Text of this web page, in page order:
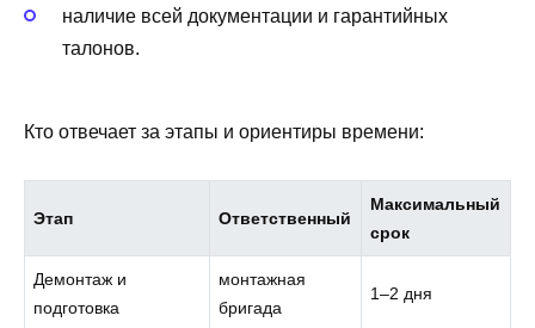
наличие всей документации и гарантийных
талонов.
Кто отвечает за этапы и ориентиры времени:
Этап Ответственный
Максимальный
срок
Демонтаж и
подготовка
монтажная
бригада
1–2 дня